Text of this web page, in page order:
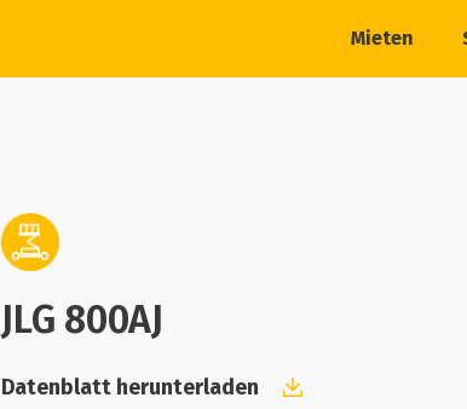
Mieten
JLG 800AJ
Datenblatt herunterladen